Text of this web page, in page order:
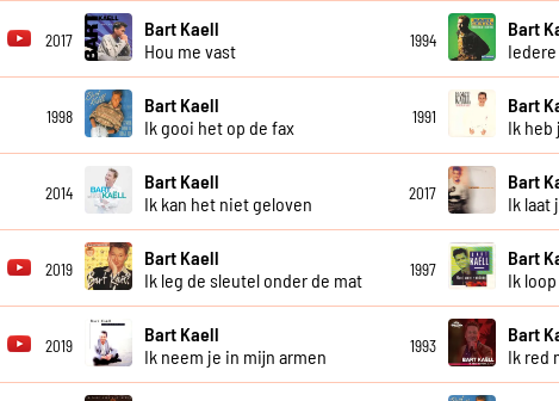
2017
Bart Kaell
Hou me vast
1994
Bart
1998
Bart Kaell
Ik gooi het op de fax
1991
Bart
Ik
2014
Bart Kaell
Ik kan het niet geloven
2017
Bart
Ik laat
2019
Bart Kaell
Ik leg de sleutel onder de mat
1997
Bart
Ik
2019
Bart Kaell
Ik neem je in mijn armen
1993
Bart
Ik red